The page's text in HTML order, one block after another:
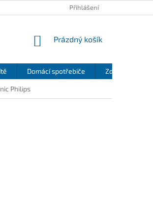
REKLAMAČNÍ ŘÁD
Přihlášení
NÁKUPNÍ
Prázdný košík
Domácí spotřebiče Zdraví a
Philips